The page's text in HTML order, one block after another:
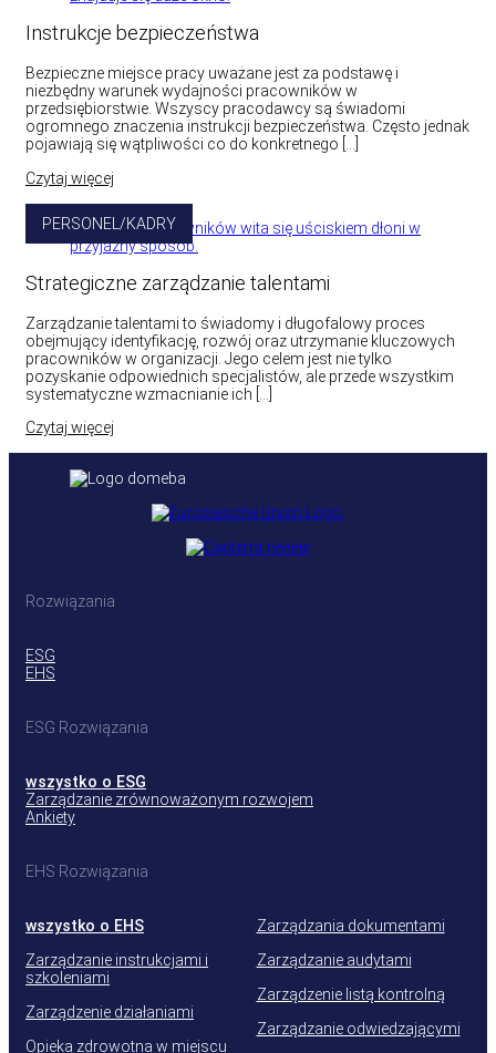
Instrukcje bezpieczeństwa
Bezpieczne miejsce pracy uważane jest za podstawę i
niezbędny warunek wydajności pracowników w
przedsiębiorstwie. Wszyscy pracodawcy są świadomi
ogromnego znaczenia instrukcji bezpieczeństwa. Często jednak
pojawiają się wątpliwości co do konkretnego […]
Czytaj więcej
PERSONEL/KADRY
Strategiczne zarządzanie talentami
Zarządzanie talentami to świadomy i długofalowy proces
obejmujący identyfikację, rozwój oraz utrzymanie kluczowych
pracowników w organizacji. Jego celem jest nie tylko
pozyskanie odpowiednich specjalistów, ale przede wszystkim
systematyczne wzmacnianie ich […]
Czytaj więcej
Rozwiązania
ESG
EHS
ESG Rozwiązania
wszystko o ESG
Zarządzanie zrównoważonym rozwojem
Ankiety
EHS Rozwiązania
wszystko o EHS
Zarządzanie instrukcjami i
szkoleniami
Zarządzenie działaniami
Opieka zdrowotna w miejscu
Zarządzania dokumentami
Zarządzanie audytami
Zarządzenie listą kontrolną
Zarządzanie odwiedzającymi